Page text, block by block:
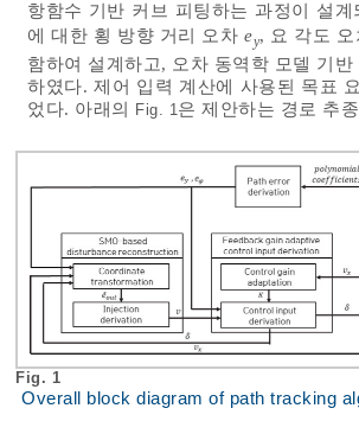
항함수 기반 커브 피팅하는 과정이 설
에 대한 횡 방향 거리 오차ey, 요 각도 오
함하여 설계하고, 오차 동역학 모델 기
하였다. 제어 입력 계산에 사용된 목표
었다. 아래의
Fig. 1은 제안하는 경로 추
Fig. 1
Overall block diagram of path tracking